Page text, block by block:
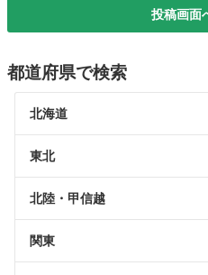
投稿画面
都道府県で検索
北海道
東北
北陸・甲信越
関東